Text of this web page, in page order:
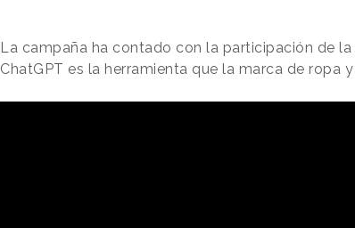
La campaña ha contado con la participación de
ChatGPT es la herramienta que la marca de